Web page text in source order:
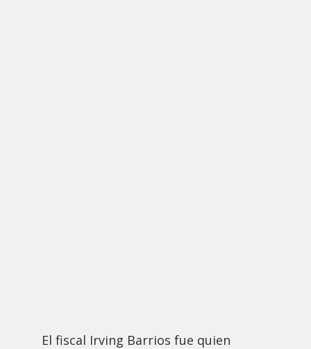
El fiscal Irving Barrios fue quien